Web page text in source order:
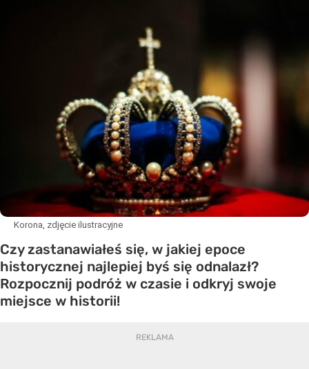
Korona, zdjęcie ilustracyjne
Czy zastanawiałeś się, w jakiej epoce
historycznej najlepiej byś się odnalazł?
Rozpocznij podróż w czasie i odkryj swoje
miejsce w historii!